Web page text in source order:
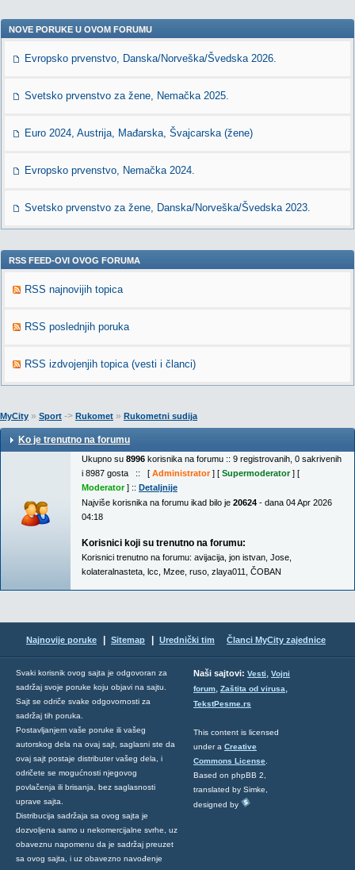
NOVE PORUKE U OVOM FORUMU
Evropsko prvenstvo, Danska/Norveška/Švedska 2026.
Svetsko prvenstvo za žene, Nemačka 2025.
Euro 2024, Austrija, Mađarska, Švajcarska (žene)
Evropsko prvenstvo, Nemačka 2024.
Svetsko prvenstvo za žene, Danska/Norveška/Švedska 2023.
RSS FEED-OVI OVOG FORUMA
RSS najnovijih topica
RSS poslednjih poruka
RSS izdvojenjih topica (vesti i članci)
MyCity » Sport -> Rukomet » Rukometni sudija
Ko je trenutno na forumu
Ukupno su 8996 korisnika na forumu :: 9 registrovanih, 0 sakrivenih
i 8987 gosta :: [ Administrator] [ Supermoderator] [
Moderator] :: Detaljnije
Najviše korisnika na forumu ikad bilo je 20624 - dana 04 Apr 2026
04:18
Korisnici koji su trenutno na forumu:
Korisnici trenutno na forumu: avijacija jon istvan Jose
kolateralnasteta lcc Mzee ruso zlaya011 ČOBAN
Najnovije poruke Sitemap Urednički tim Članci MyCity zajednice
Svaki korisnik ovog sajta je odgovoran za
sadržaj svoje poruke koju objavi na sajtu.
Sajt se odriče svake odgovornosti za
sadržaj tih poruka.
Postavljanjem vaše poruke ili vašeg
autorskog dela na ovaj sajt, saglasni ste da
ovaj sajt postaje distributer vašeg dela, i
odričete se mogućnosti njegovog
povlačenja ili brisanja, bez saglasnosti
uprave sajta.
Distribucija sadržaja sa ovog sajta je
dozvoljena samo u nekomercijalne svrhe, uz
obaveznu napomenu da je sadržaj preuzet
sa ovog sajta, i uz obavezno navođenje
Naši sajtovi: Vesti, Vojni
forum, Zaštita od virusa,
TekstPesme.rs
This content is licensed
under a Creative
Commons License
Based on phpBB 2,
translated by Simke,
designed by